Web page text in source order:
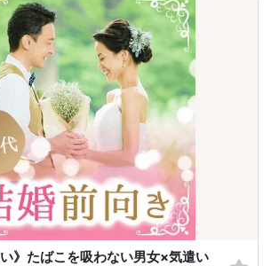
い》たばこを吸わない男女×気遣い